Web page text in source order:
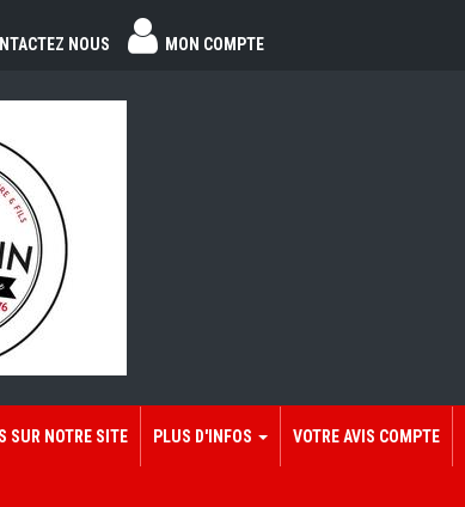
NOUS MON COMPTE
SUR NOTRE SITE PLUS D'INFOS VOTRE AVIS COMPTE